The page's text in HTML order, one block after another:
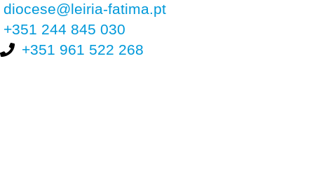
diocese@leiria-fatima.pt
+351 244 845 030
+351 961 522 268